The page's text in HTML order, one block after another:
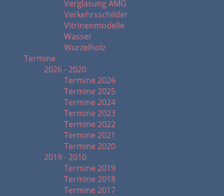
Verglasung AMG
Verkehrsschilder
Vitrinenmodelle
Wasser
Wurzelholz
Termine
2026 - 2020
Termine 2026
Termine 2025
Termine 2024
Termine 2023
Termine 2022
Termine 2021
Termine 2020
2019 - 2010
Termine 2019
Termine 2018
Termine 2017